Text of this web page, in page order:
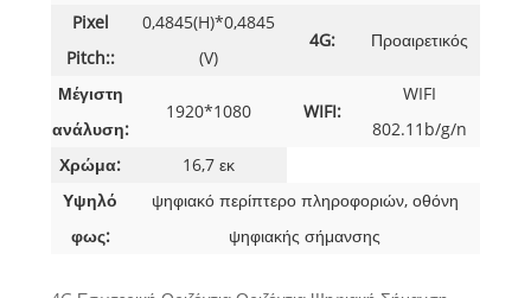
Pixel
Pitch::
0,4845(H)*0,4845
(V)
4G: Προαιρετικός
Μέγιστη
ανάλυση:
1920*1080 WIFI:
WIFI
802.11b/g/n
Χρώμα:
16,7 εκ
Υψηλό
φως:
ψηφιακό περίπτερο πληροφοριών, οθόνη
ψηφιακής σήμανσης